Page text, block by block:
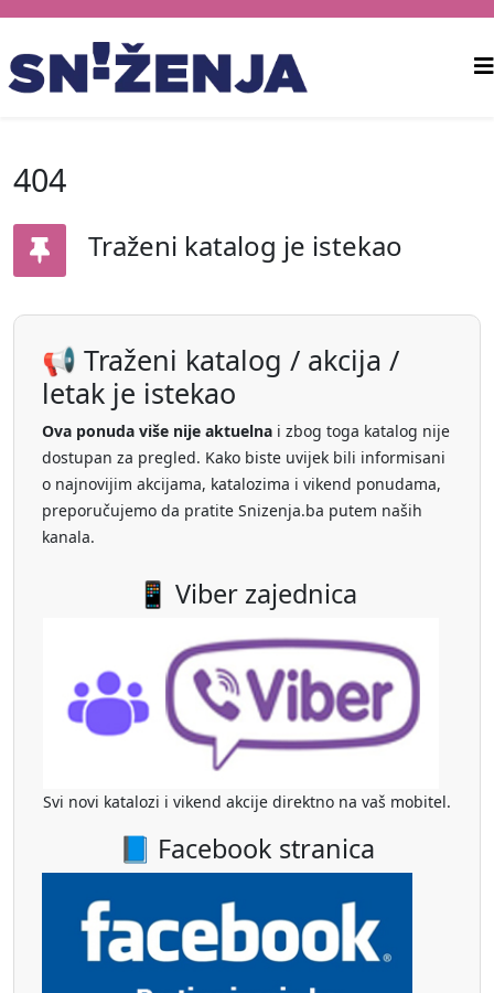
404
Traženi katalog je istekao
📢 Traženi katalog / akcija /
letak je istekao
Ova ponuda više nije aktuelna i zbog toga katalog nije
dostupan za pregled. Kako biste uvijek bili informisani
o najnovijim akcijama, katalozima i vikend ponudama,
preporučujemo da pratite Snizenja.ba putem naših
kanala.
📱 Viber zajednica
Svi novi katalozi i vikend akcije direktno na vaš mobitel.
📘 Facebook stranica